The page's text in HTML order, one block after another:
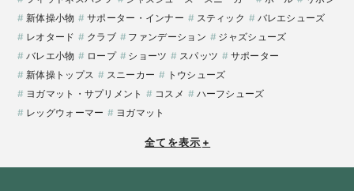
新体操小物
サポーター・インナー スティック
バレエシューズ
レオタード
クラブ ファンデーション
ジャズシューズ
バレエ小物
ロープ ショーツ スパッツ
サポーター
新体操トップス
スニーカー
トウシューズ
ヨガマット・サプリメント
コスメ
ハーフシューズ
レッグウォーマー
ヨガマット
全てを表示 +